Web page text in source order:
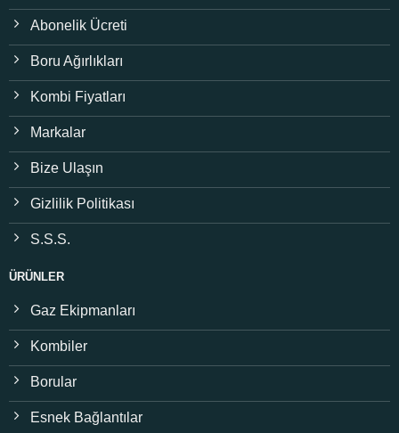
Abonelik Ücreti
Boru Ağırlıkları
Kombi Fiyatları
Markalar
Bize Ulaşın
Gizlilik Politikası
S.S.S.
ÜRÜNLER
Gaz Ekipmanları
Kombiler
Borular
Esnek Bağlantılar